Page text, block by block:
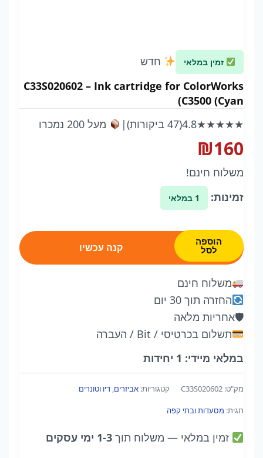
זמין במלאי
חדש
C33S020602 – Ink cartridge for ColorWorks
C3500 (Cyan)
★★★★★
4.8(47 ביקורות) | מעל 200 נמכרו
₪160
משלוח חינם!
זמינות:
1 במלאי
כמות
של
C33S020602
for
C3500
(Cyan)
הוספה
לסל קנה עכשיו
משלוח חינם
החזרה תוך 30 יום
🛡אחריות מלאה
תשלום בכרטיסי / Bit / העברה
במלאי מיידי: 1 יחידות
מק"ט: C33S020602 קטגוריות: אביזרים, דיו וטונרים
תגית: מסעדות ובתי קפה
זמין במלאי — משלוח תוך1-3 ימי עסקים